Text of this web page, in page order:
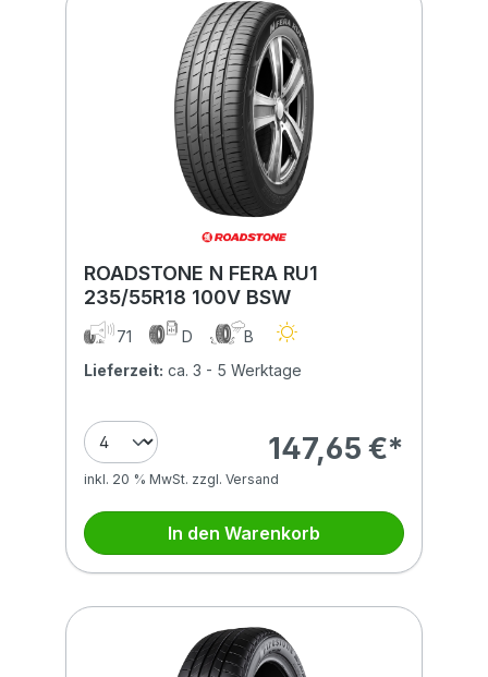
ROADSTONE N FERA RU1
235/55R18 100V BSW
71 D
B
Lieferzeit: ca. 3 - 5 Werktage
147,65 €*
inkl. 20 % MwSt. zzgl. Versand
In den Warenkorb